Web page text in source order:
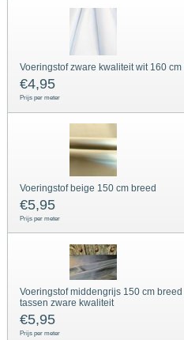
Voeringstof zware kwaliteit wit 160 cm
€4,95
Prijs per meter
Voeringstof beige 150 cm breed
€5,95
Prijs per meter
Voeringstof middengrijs 150 cm
tassen zware kwaliteit
€5,95
Prijs per meter